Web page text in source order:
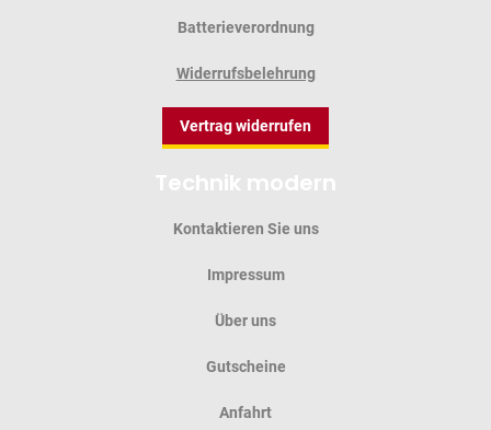
Batterieverordnung
Widerrufsbelehrung
Vertrag widerrufen
Kontaktieren Sie uns
Impressum
Über uns
Gutscheine
Anfahrt